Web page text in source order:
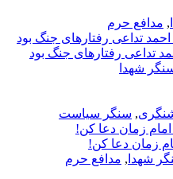
, مدافع حرم
تداعی رفتارهای جنگ بود
شهدا
, سنگر سیاست
زمان دعا کن!
شهدا , مدافع حرم